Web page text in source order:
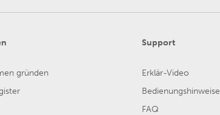
gründen
Support
Erklär-Video
Bedienungshinweise
FAQ